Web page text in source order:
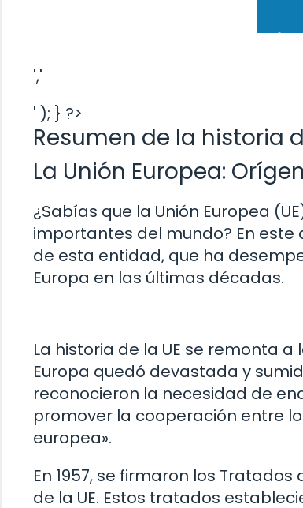
','
' ); } ?>
Resumen de la historia
La Unión Europea:
¿Sabías que la Unión Europea
importantes del mundo? En
de esta entidad, que ha
Europa en las últimas décadas.
La historia de la UE se remonta
Europa quedó devastada y
reconocieron la necesidad de
promover la cooperación entre
europea».
En 1957, se firmaron los
de la UE. Estos tratados